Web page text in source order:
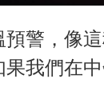
警，像
我們在中